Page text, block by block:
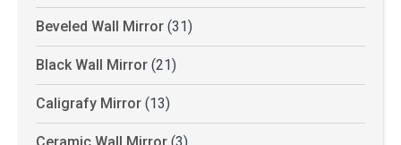
Beveled Wall Mirror (31)
Black Wall Mirror (21)
Caligrafy Mirror (13)